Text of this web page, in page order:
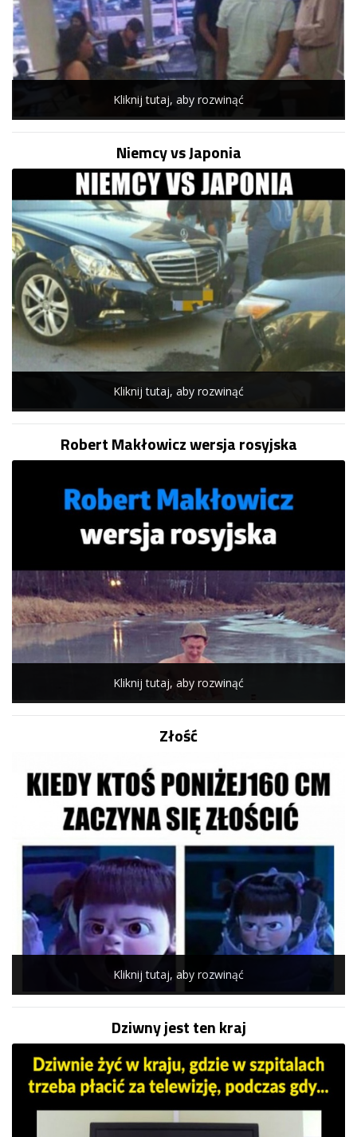
Kliknij tutaj, aby rozwinąć
Niemcy vs Japonia
Kliknij tutaj, aby rozwinąć
Robert Makłowicz wersja rosyjska
Kliknij tutaj, aby rozwinąć
Złość
Kliknij tutaj, aby rozwinąć
Dziwny jest ten kraj